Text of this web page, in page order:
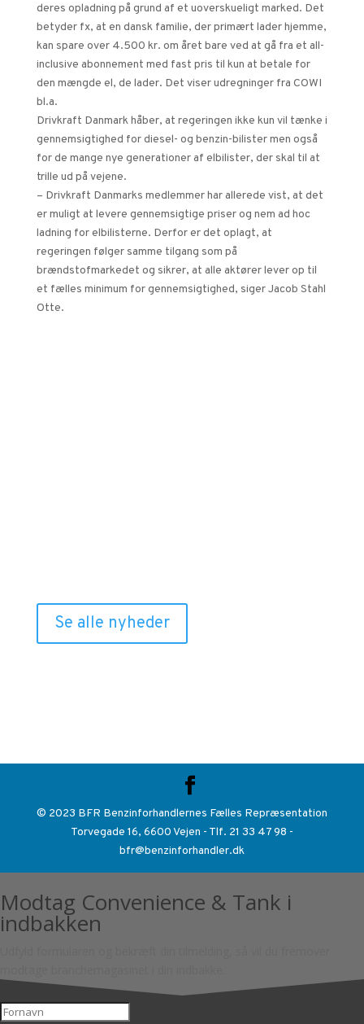
deres opladning på grund af et uoverskueligt marked. Det
betyder fx, at en dansk familie, der primært lader hjemme,
kan spare over 4.500 kr. om året bare ved at gå fra et all-
inclusive abonnement med fast pris til kun at betale for
den mængde el, de lader. Det viser udregninger fra COWI
bl.a.
Drivkraft Danmark håber, at regeringen ikke kun vil tænke i
gennemsigtighed for diesel- og benzin-bilister men også
for de mange nye generationer af elbilister, der skal til at
trille ud på vejene.
– Drivkraft Danmarks medlemmer har allerede vist, at det
er muligt at levere gennemsigtige priser og nem ad hoc
ladning for elbilisterne. Derfor er det oplagt, at
regeringen følger samme tilgang som på
brændstofmarkedet og sikrer, at alle aktører lever op til
et fælles minimum for gennemsigtighed, siger Jacob Stahl
Otte.
Se alle nyheder
© 2023 BFR Benzinforhandlernes Fælles Repræsentation
Torvegade 16, 6600 Vejen - Tlf. 21 33 47 98 -
bfr@benzinforhandler.dk
Modtag Convenience & Tank i
indbakken